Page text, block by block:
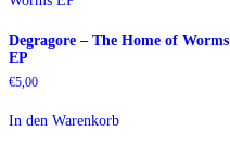
Degragore – The Home of Worms
EP
€5,00
In den Warenkorb